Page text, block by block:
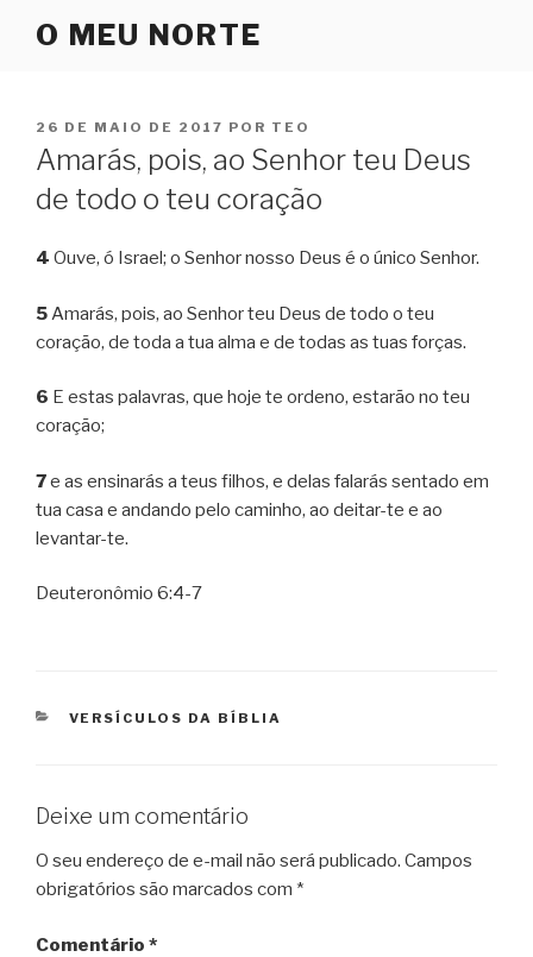
O MEU NORTE
PUBLICADO
EM
26 DE MAIO DE 2017 POR TEO
Amarás, pois, ao Senhor teu Deus
de todo o teu coração
4 Ouve, ó Israel; o Senhor nosso Deus é o único Senhor.
5Amarás, pois, ao Senhor teu Deus de todo o teu
coração, de toda a tua alma e de todas as tuas forças.
6 E estas palavras, que hoje te ordeno, estarão no teu
coração;
7e as ensinarás a teus filhos, e delas falarás sentado em
tua casa e andando pelo caminho, ao deitar-te e ao
levantar-te.
Deuteronômio 6:4-7
CATEGORIAS
VERSÍCULOS DA BÍBLIA
Deixe um comentário
O seu endereço de e-mail não será publicado. Campos
obrigatórios são marcados com *
Comentário *